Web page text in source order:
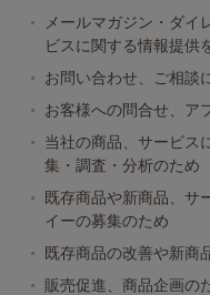
メールマガジン・ダイ
ビスに関する情報提供
お問い合わせ、ご相談
お客様への問合せ、ア
当社の商品、サービス
集・調査・分析のため
既存商品や新商品、サ
イーの募集のため
既存商品の改善や新商
販売促進、商品企画の